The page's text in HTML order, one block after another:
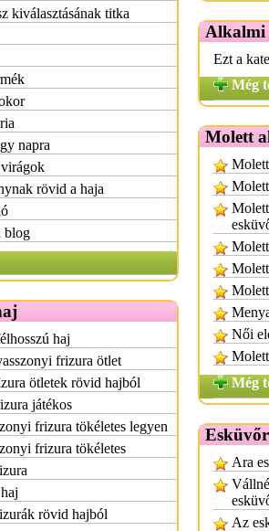
kiválasztásának titka
napra
rövid a haja
blog
haj
frizura ötlet
ötletek rövid hajból
játékos
frizura tökéletes legyen
frizura tökéletes
rövid hajból
Alkalmi
Ezt a
Még
Molett
Női
Még
Ara
Az